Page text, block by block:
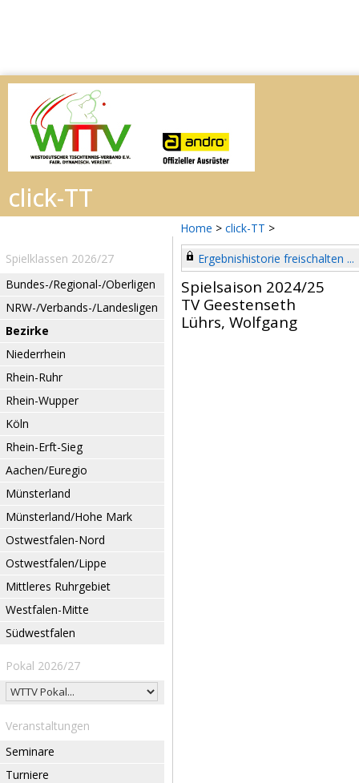
Home > click-TT >
Spielklassen 2026/27
Bundes-/Regional-/Oberligen
NRW-/Verbands-/Landesligen
Bezirke
Niederrhein
Rhein-Ruhr
Rhein-Wupper
Köln
Rhein-Erft-Sieg
Aachen/Euregio
Münsterland
Münsterland/Hohe Mark
Ostwestfalen-Nord
Ostwestfalen/Lippe
Mittleres Ruhrgebiet
Westfalen-Mitte
Südwestfalen
Pokal 2026/27
Veranstaltungen
Seminare
Turniere
Ergebnishistorie freischalten ...
Spielsaison 2024/25
TV Geestenseth
Lührs, Wolfgang